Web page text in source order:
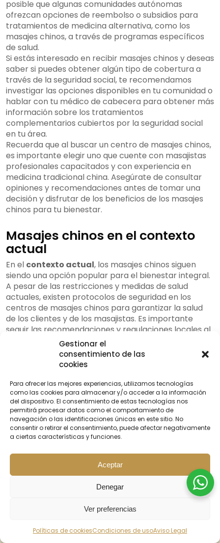
Gestionar el
consentimiento de las
cookies
Para ofrecer las mejores experiencias, utilizamos tecnologías
como las cookies para almacenar y/o acceder a la información
del dispositivo. El consentimiento de estas tecnologías nos
permitirá procesar datos como el comportamiento de
navegación o las identificaciones únicas en este sitio. No
consentir o retirar el consentimiento, puede afectar negativamente
a ciertas características y funciones.
Aceptar
Denegar
Ver preferencias
Políticas de cookiesCondiciones de usoAviso Legal
posible que algunas comunidades autónomas
ofrezcan opciones de reembolso o subsidios para
tratamientos de medicina alternativa, como los
masajes chinos, a través de programas específicos
de salud.
Si estás interesado en recibir masajes chinos y deseas
saber si puedes obtener algún tipo de cobertura a
través de la seguridad social, te recomendamos
investigar las opciones disponibles en tu comunidad o
hablar con tu médico de cabecera para obtener más
información sobre los tratamientos
complementarios cubiertos por la seguridad social
en tu área.
Recuerda que al buscar un centro de masajes chinos,
es importante elegir uno que cuente con masajistas
profesionales capacitados y con experiencia en
medicina tradicional china. Asegúrate de consultar
opiniones y recomendaciones antes de tomar una
decisión y disfrutar de los beneficios de los masajes
chinos para tu bienestar.
Masajes chinos en el contexto
actual
En el contexto actual, los masajes chinos siguen
siendo una opción popular para el bienestar integral.
A pesar de las restricciones y medidas de salud
actuales, existen protocolos de seguridad en los
centros de masajes chinos para garantizar la salud
de los clientes y de los masajistas. Es importante
seguir las recomendaciones y regulaciones locales al
recibir un masaje.
Los centros de masajes chinos han implementado
diversas medidas para garantizar la seguridad de
encuentran la desinfección regular de las
instalaciones, el uso de equipos de protección
personal por parte de los masajistas, la limitación del
número de clientes, el distanciamiento físico y la
obligatoriedad del uso de mascarillas.
Además, algunos centros ofrecen cita previa para
de clientes. También se recomienda realizar un
chequeo de salud antes del masaje para descartar
cualquier condición médica que pueda contraindicar
continúan
brindando beneficios para el bienestar integral,
aliviar dolores musculares y promover la relajación